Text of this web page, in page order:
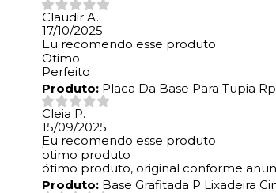
Claudir A.
17/10/2025
Eu recomendo esse produto.
Otimo
Perfeito
Produto: Placa Da Base Para Tupia
Cleia P.
15/09/2025
Eu recomendo esse produto.
otimo produto
ótimo produto, original conforme
Produto: Base Grafitada P Lixadeira